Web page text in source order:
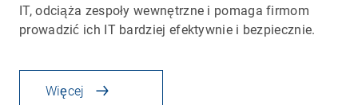
IT, odciąża zespoły wewnętrzne i pomaga firmom
prowadzić ich IT bardziej efektywnie i bezpiecznie.
Więcej